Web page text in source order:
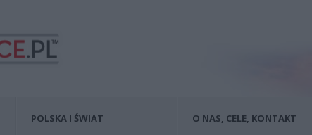
POLSKA I ŚWIAT O NAS, CELE, KONTAKT